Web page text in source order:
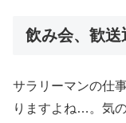
飲み会、歓
サラリーマンの仕
りますよね…。気